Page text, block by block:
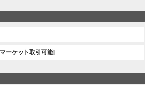
[マーケット取引可能]